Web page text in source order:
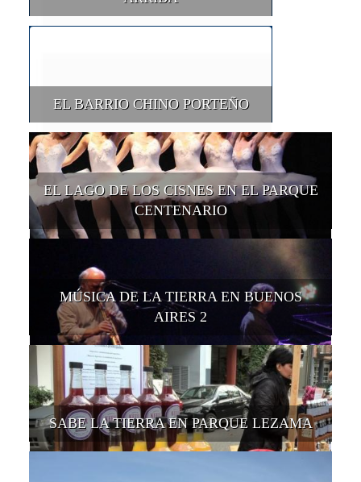
EL BARRIO CHINO PORTEÑO
EL LAGO DE LOS CISNES EN EL PARQUE
CENTENARIO
MÚSICA DE LA TIERRA EN BUENOS
AIRES 2
SABE LA TIERRA EN PARQUE LEZAMA